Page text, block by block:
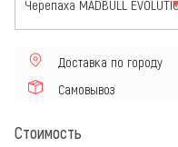
Доставка по городу
Самовывоз
Стоимость